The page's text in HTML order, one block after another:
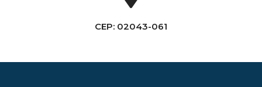
CEP: 02043-061